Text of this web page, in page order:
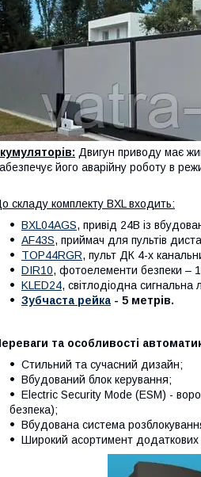
Двигун приводу має
його аварійну роботу в
складу комплекту BXL входить:
BXL04AGS, привід 24В із
AF43S, приймач для пультів
TOP44RGR, пульт ДК 4-х
DIR10, фотоелементи безпеки –
KLED24, світлодіодна
Зубчаста рейка - 5 метрів.
та особливості
Стильний та сучасний дизайн;
Вбудований блок керування;
Electric Security Mode (ESM) -
безпека);
Вбудована система
Широкий асортимент додаткових